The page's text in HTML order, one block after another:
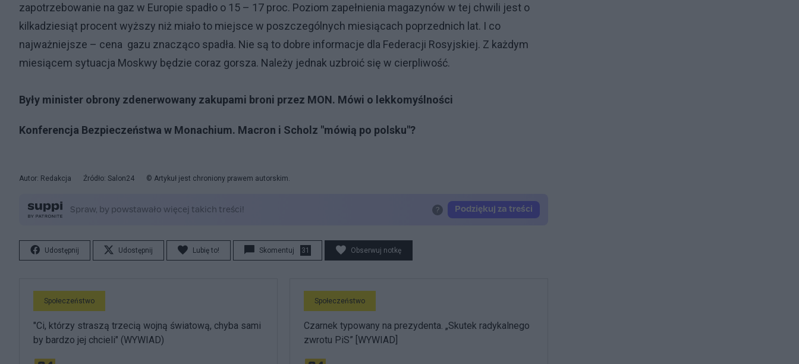
zapotrzebowanie na gaz w Europie spadło o 15 – 17 proc. Poziom zapełnienia magazynów w tej chwili jest o
kilkadziesiąt procent wyższy niż miało to miejsce w poszczególnych miesiącach poprzednich lat. I co
najważniejsze – cena gazu znacząco spadła. Nie są to dobre informacje dla Federacji Rosyjskiej. Z każdym
miesiącem sytuacja Moskwy będzie coraz gorsza. Należy jednak uzbroić się w cierpliwość.
Były minister obrony zdenerwowany zakupami broni przez MON. Mówi o lekkomyślności
Konferencja Bezpieczeństwa w Monachium. Macron i Scholz "mówią po polsku"?
Autor: Redakcja Źródło: Salon24 © Artykuł jest chroniony prawem autorskim.
Udostępnij Udostępnij Lubię to! Skomentuj 31 Obserwuj notkę
Społeczeństwo
"Ci, którzy straszą trzecią wojną światową, chyba sami
by bardzo jej chcieli" (WYWIAD)
Społeczeństwo
Czarnek typowany na prezydenta. „Skutek radykalnego
zwrotu PiS” [WYWIAD]